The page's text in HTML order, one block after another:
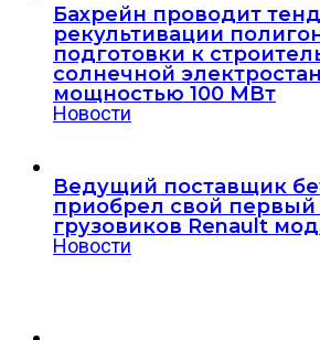
Бахрейн проводит
рекультивации
подготовки к
солнечной
мощностью 100 МВт
Новости
Ведущий поставщик
приобрел свой первый
грузовиков Renault
Новости